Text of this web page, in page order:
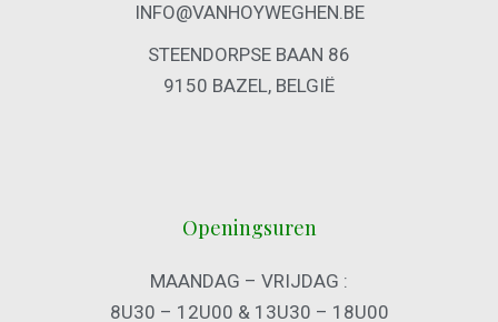
INFO@VANHOYWEGHEN.BE
STEENDORPSE BAAN 86
9150 BAZEL, BELGIË
Openingsuren
MAANDAG – VRIJDAG :
8U30 – 12U00 & 13U30 – 18U00